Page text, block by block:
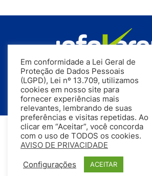
Todos os direitos reservados |
Em conformidade a Lei Geral de
Proteção de Dados Pessoais
(LGPD), Lei nº 13.709, utilizamos
cookies em nosso site para
fornecer experiências mais
relevantes, lembrando de suas
preferências e visitas repetidas. Ao
clicar em “Aceitar”, você concorda
com o uso de TODOS os cookies.
AVISO DE PRIVACIDADE
Configurações ACEITAR